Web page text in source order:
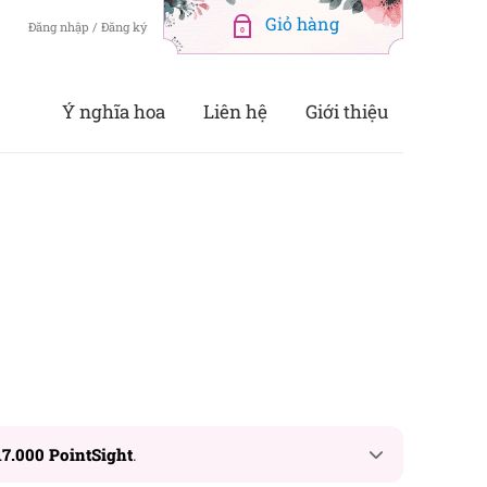
Đăng nhập / Đăng ký 0
Ý nghĩa hoa Liên hệ Giới thiệu
PointSight.